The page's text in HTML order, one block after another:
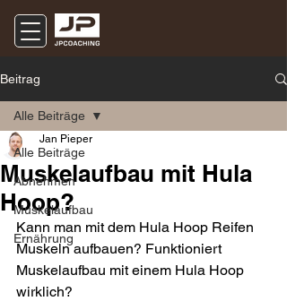
Beitrag
Alle Beiträge
Abnehmen
Muskelaufbau
Ernährung
Alle Beiträge
Muskelaufbau mit Hula
Hoop?
Jan Pieper
Kann man mit dem Hula Hoop Reifen
Muskeln aufbauen? Funktioniert
Muskelaufbau mit einem Hula Hoop
wirklich?